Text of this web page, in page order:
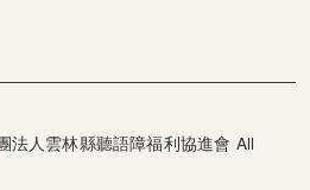
人雲林縣聽語障福利協進會 All